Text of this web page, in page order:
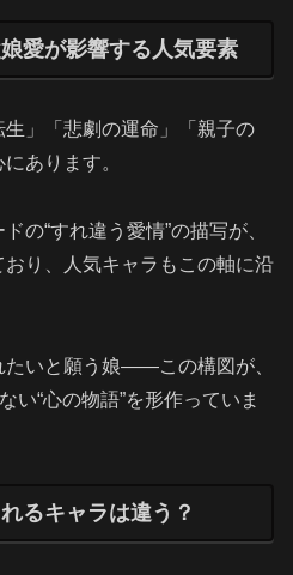
愛が影響する人気要素
生」「悲劇の運命」「親子の
あります。
の“すれ違う愛情”の描写が、
り、人気キャラもこの軸に沿
たいと願う娘――この構図が、
い“心の物語”を形作っていま
るキャラは違う？